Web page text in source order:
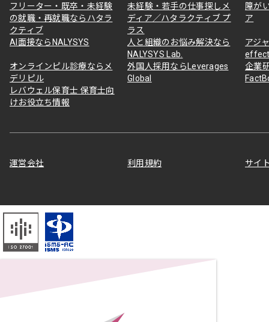
フリーター・既卒・未経験
の就職・再就職ならハタラ
クティブ
未経験・若手の仕事探しメ
ディア／ハタラクティブ プ
ラス
障が
ア
AI面接ならNALYSYS
人と組織のお悩み解決なら
NALYSYS Lab.
アジ
オンラインピル診療ならメ
デリピル
外国人採用ならLeverages
Global
企業
レバウェル保育士 保育士向
けお役立ち情報
運営会社 利用規約 サイ